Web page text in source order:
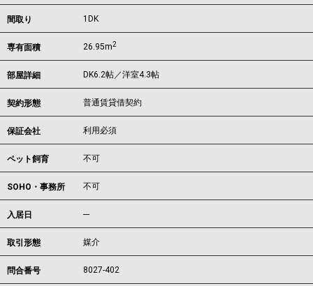
間取り 1DK
専有面積 26.95m2
部屋詳細 DK6.2帖／洋室4.3帖
契約形態 普通賃貸借契約
保証会社 利用必須
ペット飼育 不可
SOHO・事務所 不可
入居日 ---
取引形態 媒介
問合番号 8027-402